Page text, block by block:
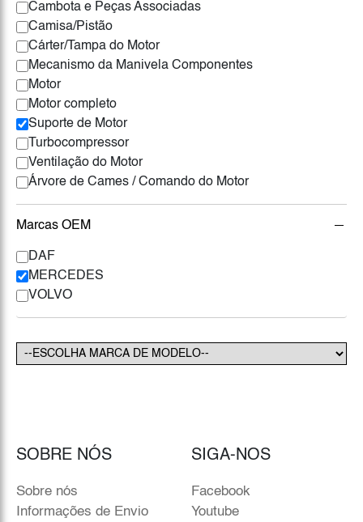
Cambota e Peças Associadas
Camisa/Pistão
Cárter/Tampa do Motor
Mecanismo da Manivela Componentes
Motor
Motor completo
Suporte de Motor
Turbocompressor
Ventilação do Motor
Árvore de Cames / Comando do Motor
Marcas OEM
DAF
MERCEDES
VOLVO
SOBRE NÓS
Sobre nós
Informações de Envio
SIGA-NOS
Facebook
Youtube